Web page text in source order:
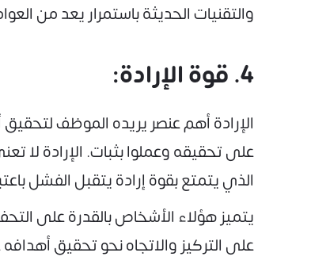
والتقنيات الحديثة باستمرار يعد من
4. قوة الإرادة:
الإرادة أهم عنصر يريده الموظف
على تحقيقه وعملوا بثبات. الإرادة
الذي يتمتع بقوة إرادة يتقبل الفشل
يتميز هؤلاء الأشخاص بالقدرة على
على التركيز والاتجاه نحو تحقيق